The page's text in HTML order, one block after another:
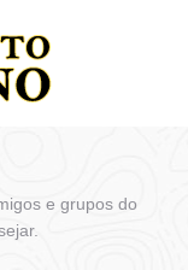
e grupos do